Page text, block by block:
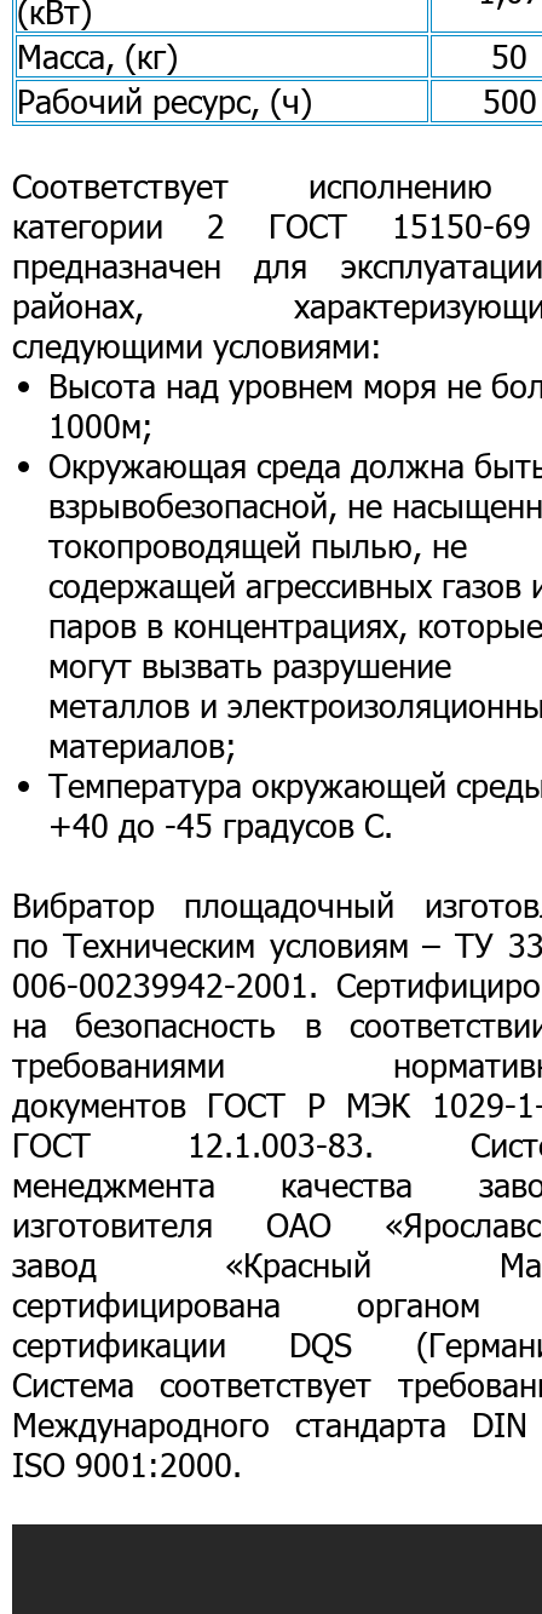
(кВт)
Масса, (кг)
50
Рабочий ресурс, (ч)
500
Соответствует
категории 2 ГОСТ 15150-
предназначен для
районах,
следующими условиями:
Высота над уровнем моря не
1000м;
Окружающая среда должна
взрывобезопасной, не
токопроводящей пылью, не
содержащей агрессивных газов
паров в концентрациях, которые
могут вызвать разрушение
металлов и
материалов;
Температура окружающей
+40 до -45 градусов С.
Вибратор площадочный
по Техническим условиям – ТУ
006-00239942-2001.
на безопасность в
требованиями
документов ГОСТ Р МЭК 1029-
ГОСТ 12.1.003-83.
менеджмента качества
изготовителя ОАО
завод «Красный
сертифицирована
сертификации DQS
Система соответствует
Международного стандарта
ISO 9001:2000.